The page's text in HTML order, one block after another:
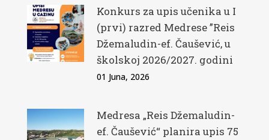
Konkurs za upis učenika u I
(prvi) razred Medrese ”Reis
Džemaludin-ef. Čaušević, u
školskoj 2026/2027. godini
01 Juna, 2026
Medresa „Reis Džemaludin-
ef. Čaušević“ planira upis 75